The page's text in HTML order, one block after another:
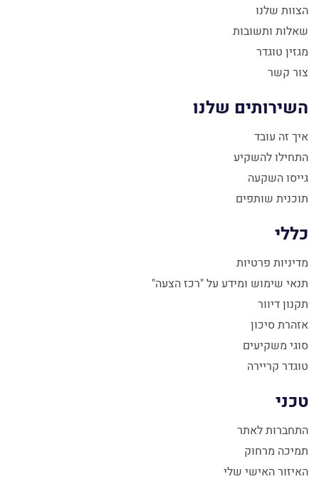
הצוות שלנו
שאלות ותשובות
מגזין טוגדר
צור קשר
השירותים שלנו
איך זה עובד
התחילו להשקיע
גייסו השקעה
תוכנית שותפים
כללי
מדיניות פרטיות
תנאי שימוש ומידע על "רכז הצעה"
תקנון דיוור
אזהרת סיכון
סוגי משקיעים
טוגדר קריירה
טכני
התחברות לאתר
תמיכה מרחוק
האיזור האישי שלי